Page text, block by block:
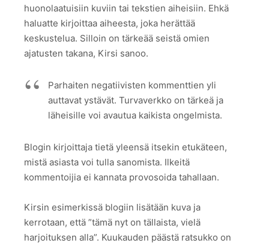
huonolaatuisiin kuviin tai tekstien aiheisiin. Ehkä
haluatte kirjoittaa aiheesta, joka herättää
keskustelua. Silloin on tärkeää seistä omien
ajatusten takana, Kirsi sanoo.
Parhaiten negatiivisten kommenttien yli
auttavat ystävät. Turvaverkko on tärkeä ja
läheisille voi avautua kaikista ongelmista.
Blogin kirjoittaja tietä yleensä itsekin etukäteen,
mistä asiasta voi tulla sanomista. Ilkeitä
kommentoijia ei kannata provosoida tahallaan.
Kirsin esimerkissä blogiin lisätään kuva ja
kerrotaan, että ”tämä nyt on tällaista, vielä
harjoituksen alla”. Kuukauden päästä ratsukko on